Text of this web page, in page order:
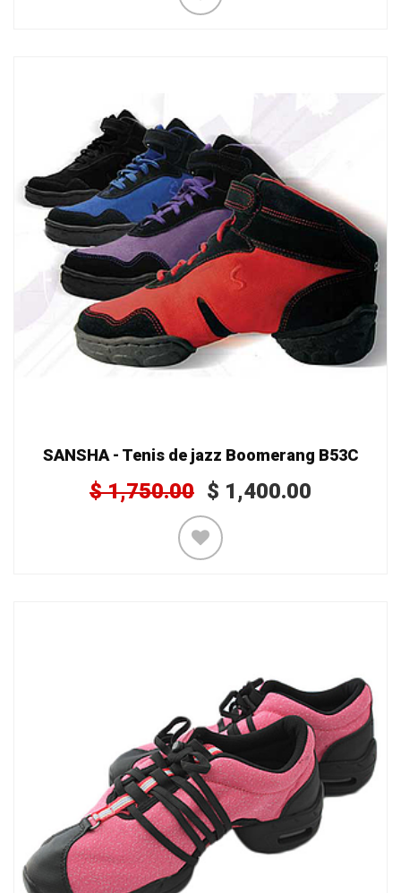
SANSHA - Tenis de jazz Boomerang B53C
$1,750.00 $ 1,400.00